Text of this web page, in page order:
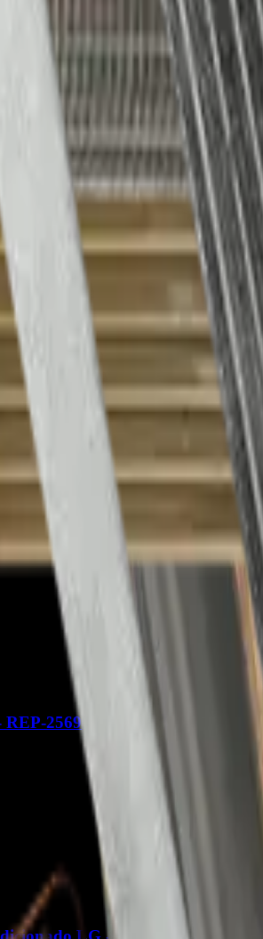
/ Evaporador Compatibilidad
un enfriamiento eficiente del ambiente.
en el serpentín de la unidad interna.
y desempeño óptimo.
2573
REP-2569